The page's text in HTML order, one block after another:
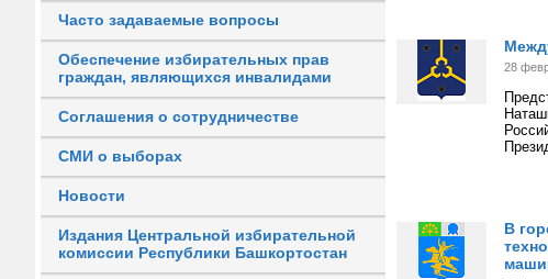
Часто задаваемые вопросы
Обеспечение избирательных прав
граждан, являющихся инвалидами
Соглашения о сотрудничестве
СМИ о выборах
Новости
Издания Центральной избирательной
комиссии Республики Башкортостан
28
В